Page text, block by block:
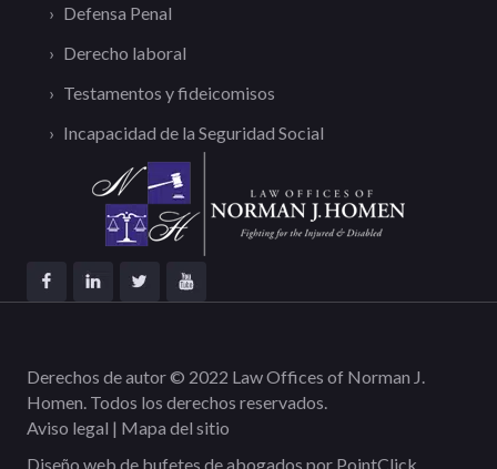
Defensa Penal
Derecho laboral
Testamentos y fideicomisos
Incapacidad de la Seguridad Social
Derechos de autor © 2022 Law Offices of Norman J.
Homen. Todos los derechos reservados.
Aviso legal | Mapa del sitio
Diseño web de bufetes de abogados por PointClick